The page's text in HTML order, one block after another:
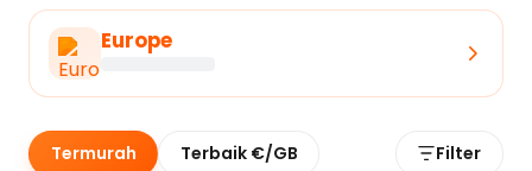
Europe
Termurah Terbaik €/GB Filter